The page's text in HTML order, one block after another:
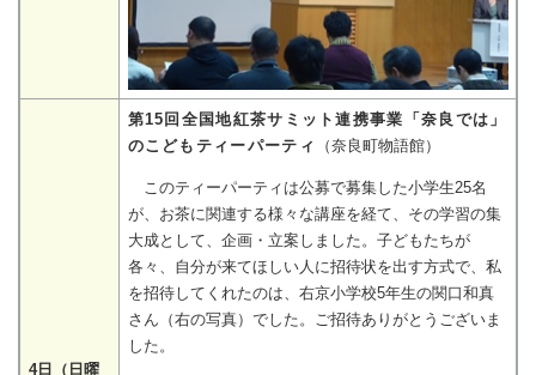
4日（日曜
第15回全国地紅茶サミット連携事業「奈良では」
のこどもティーパーティ
（奈良町物語館）
このティーパーティは公募で募集した小学生25名
が、お茶に関連する様々な講座を経て、その学習の集
大成として、企画・立案しました。子どもたちが
各々、自分が来てほしい人に招待状を出す方式で、私
を招待してくれたのは、右京小学校5年生の関口和真
さん（右の写真）でした。ご招待ありがとうございま
した。